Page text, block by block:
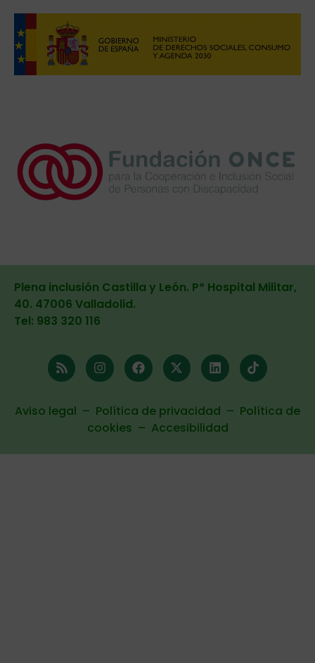
Plena inclusión Castilla y León. Pº Hospital Militar,
40. 47006 Valladolid.
Tel: 983 320 116
Aviso legal – Política de privacidad – Política de
cookies – Accesibilidad